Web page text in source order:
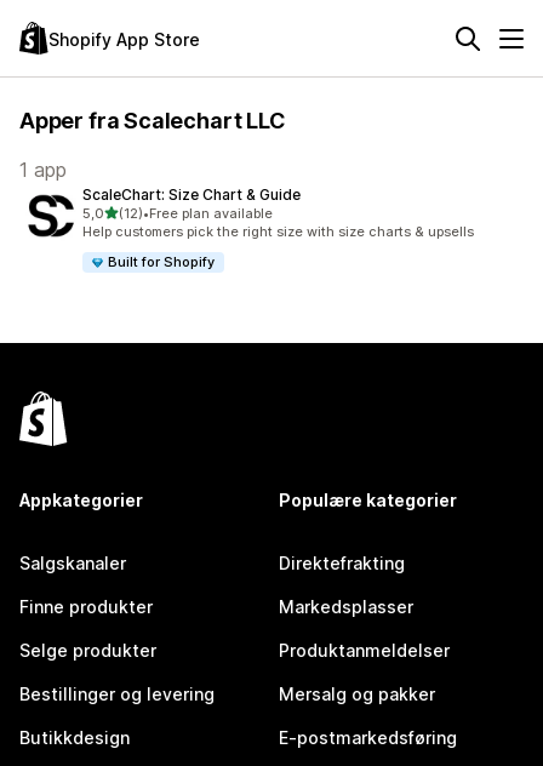
Shopify App Store
Apper fra Scalechart LLC
1 app
ScaleChart: Size Chart & Guide
5,0av 5 stjerner
(12)
Totalt 12 omtaler
•Free plan available
Help customers pick the right size with size charts & upsells
Built for Shopify
Appkategorier
Salgskanaler
Finne produkter
Selge produkter
Bestillinger og levering
Butikkdesign
Populære kategorier
Direktefrakting
Markedsplasser
Produktanmeldelser
Mersalg og pakker
E-postmarkedsføring